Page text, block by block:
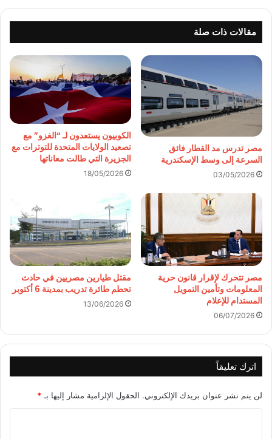
مقالات ذات صلة
مصر تدرس مد القطار فائق
السرعة إلى وسط الإسكندرية
03/05/2026
الكوبيون يستعدون لـ “الغزو” مع
تصعيد الولايات المتحدة للتوترات مع
الجزيرة التي طالت معاناتها
18/05/2026
مصر تتحرك لإقرار قانون حرية
المعلومات وتأمين التمويل
المستدام للإعلام
06/07/2026
مقتل طيارين مصريين في حادث
تحطم طائرة تدريب بمدينة 6 أكتوبر
13/06/2026
اترك تعليقاً
لن يتم نشر عنوان بريدك الإلكتروني. الحقول الإلزامية مشار إليها بـ *